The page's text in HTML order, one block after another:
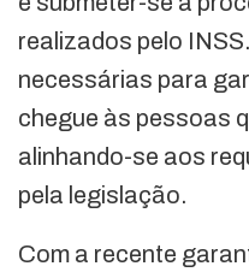
realizados pelo
necessárias para
chegue às pessoas
alinhando-se aos
pela legislação.
Com a recente